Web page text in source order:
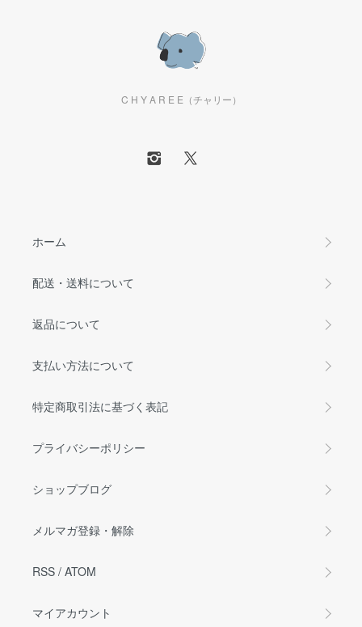
C H Y A R E E（チャリー）
ホーム
配送・送料について
返品について
支払い方法について
特定商取引法に基づく表記
プライバシーポリシー
ショップブログ
メルマガ登録・解除
RSS / ATOM
マイアカウント